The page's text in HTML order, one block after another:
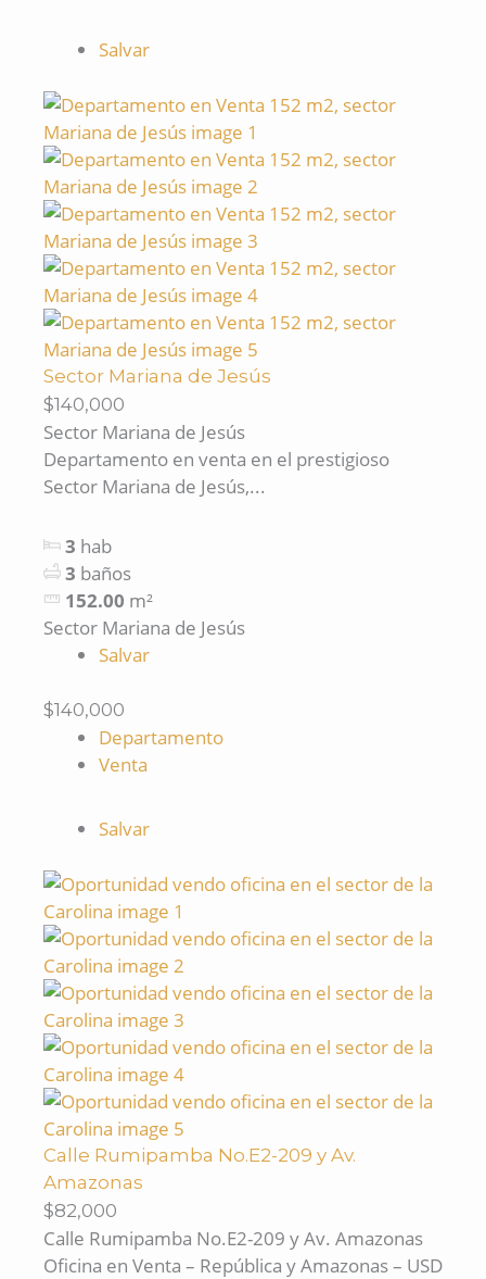
Salvar
Sector Mariana de Jesús
$140,000
Sector Mariana de Jesús
Departamento en venta en el prestigioso
Sector Mariana de Jesús,...
3 hab
3 baños
152.00 m²
Sector Mariana de Jesús
Salvar
$140,000
Departamento
Venta
Salvar
Calle Rumipamba No.E2-209 y Av.
Amazonas
$82,000
Calle Rumipamba No.E2-209 y Av. Amazonas
Oficina en Venta – República y Amazonas – USD